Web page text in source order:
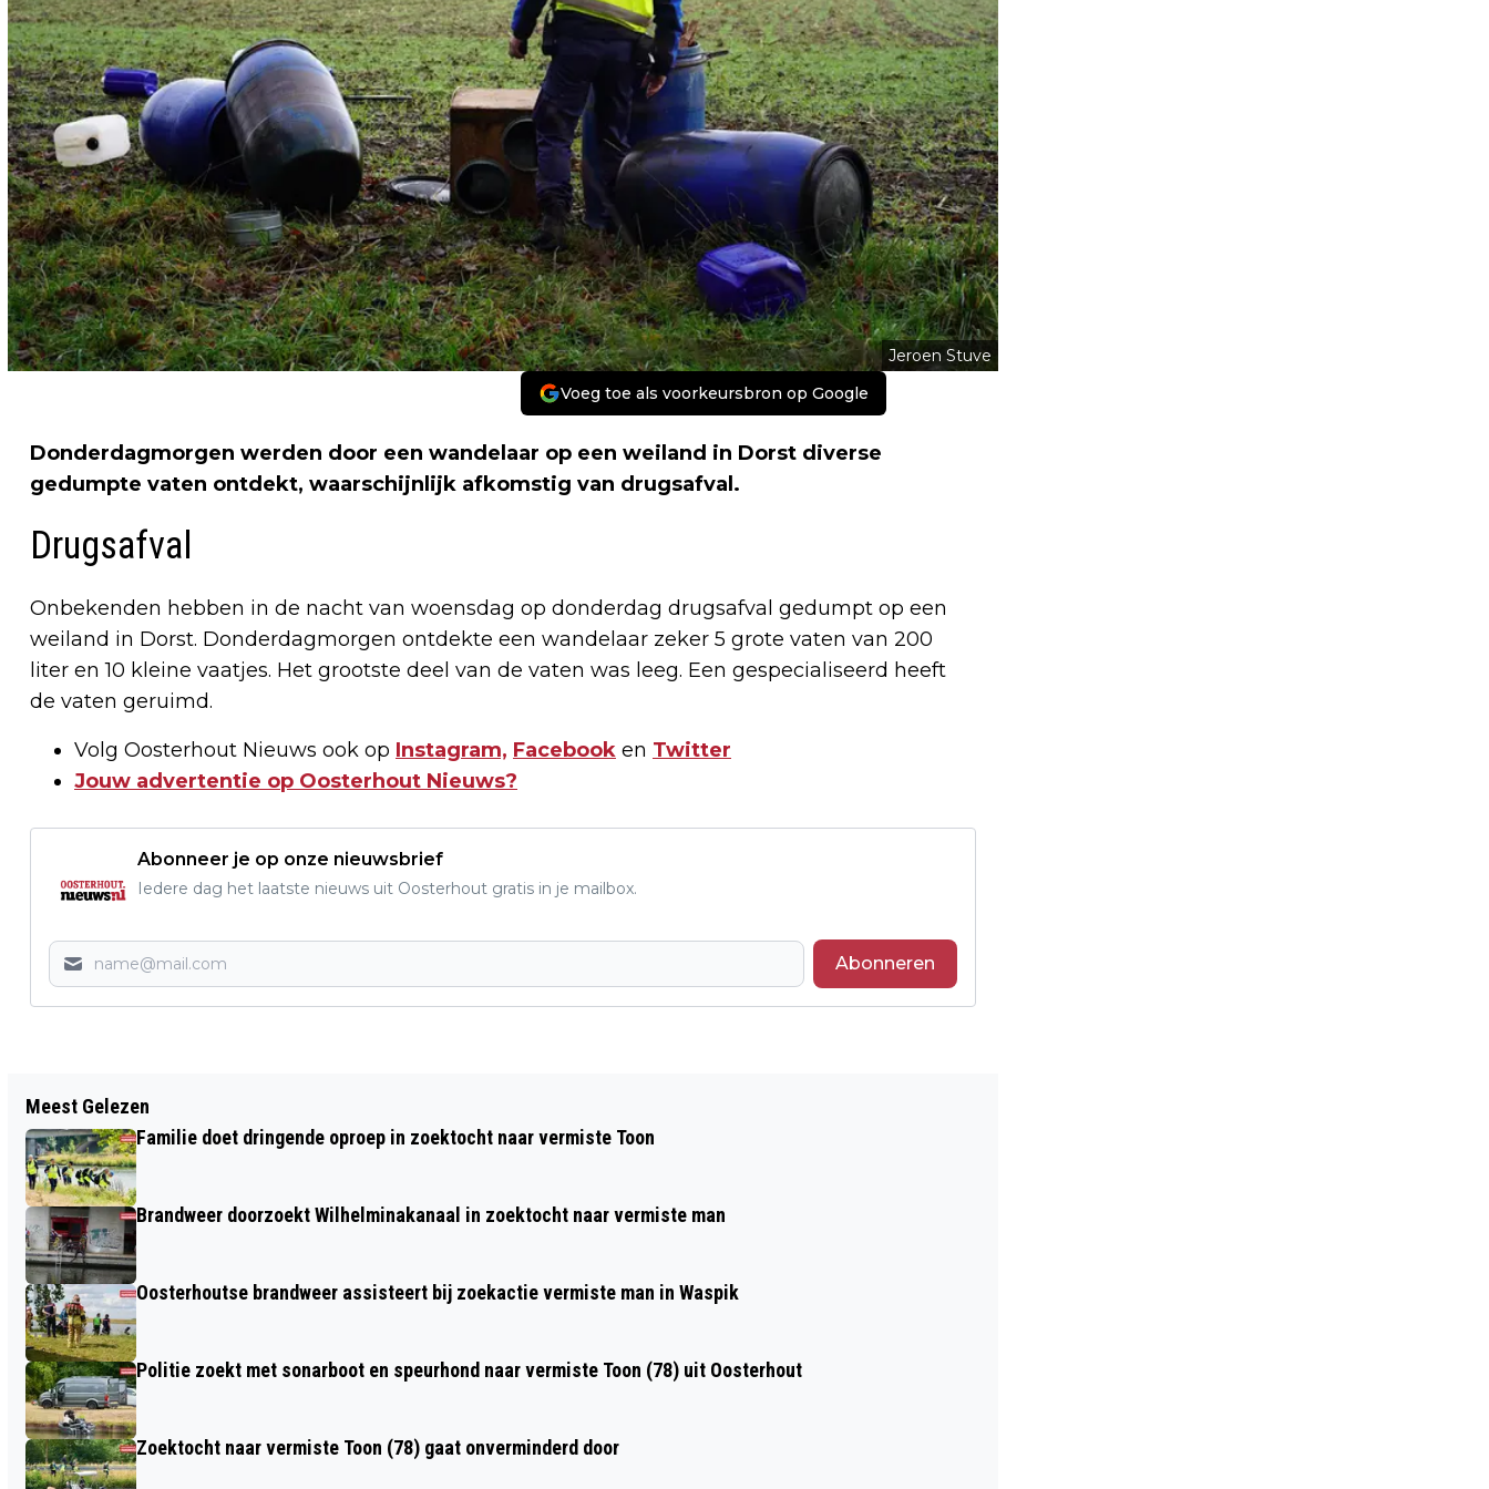
Jeroen Stuve
Voeg toe als voorkeursbron op Google
Donderdagmorgen werden door een wandelaar op een weiland in Dorst diverse
gedumpte vaten ontdekt, waarschijnlijk afkomstig van drugsafval.
Drugsafval
Onbekenden hebben in de nacht van woensdag op donderdag drugsafval gedumpt op een
weiland in Dorst. Donderdagmorgen ontdekte een wandelaar zeker 5 grote vaten van 200
liter en 10 kleine vaatjes. Het grootste deel van de vaten was leeg. Een gespecialiseerd heeft
de vaten geruimd.
Volg Oosterhout Nieuws ook op Instagram, Facebook en Twitter
Jouw advertentie op Oosterhout Nieuws?
Abonneer je op onze nieuwsbrief
Iedere dag het laatste nieuws uit Oosterhout gratis in je mailbox.
Abonneren
ZONNEWEIDE ENERGIEPARK A59 WEER
EEN STAP DICHTERBIJ
CORONAPATIËNTEN IN BEHANDELING, 9
Meest Gelezen
Familie doet dringende oproep in zoektocht naar vermiste Toon
Brandweer doorzoekt Wilhelminakanaal in zoektocht naar vermiste man
Oosterhoutse brandweer assisteert bij zoekactie vermiste man in Waspik
Politie zoekt met sonarboot en speurhond naar vermiste Toon (78) uit Oosterhout
Zoektocht naar vermiste Toon (78) gaat onverminderd door